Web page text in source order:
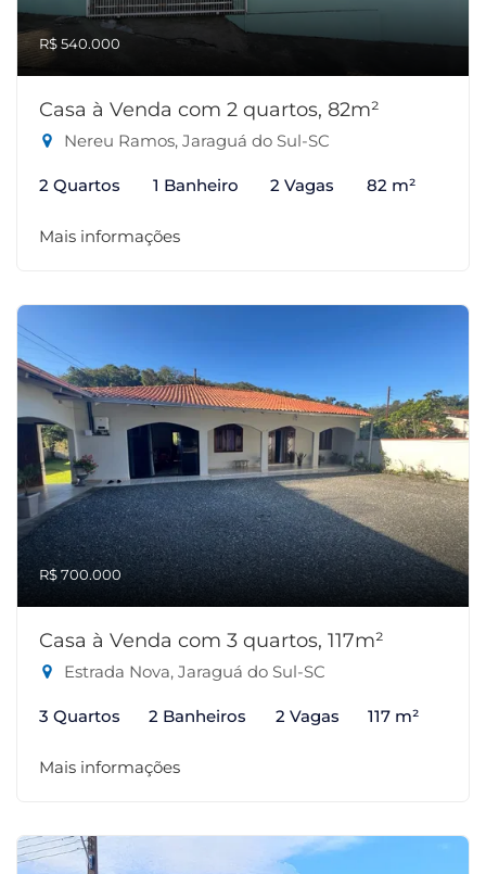
R$ 540.000
Casa à Venda com 2 quartos, 82m²
Nereu Ramos, Jaraguá do Sul-SC
2 Quartos 1 Banheiro 2 Vagas 82 m²
Mais informações
R$ 700.000
Casa à Venda com 3 quartos, 117m²
Estrada Nova, Jaraguá do Sul-SC
3 Quartos 2 Banheiros 2 Vagas 117 m²
Mais informações